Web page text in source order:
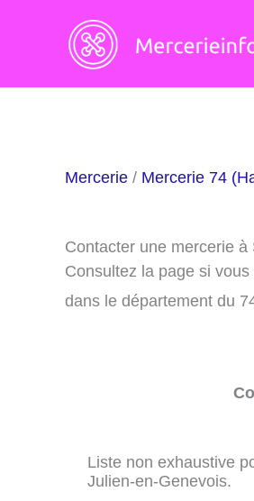
Mercerie / Mercerie 74
Contacter une mercerie
Consultez la page si
dans le département du
Liste non exhaustive
Julien-en-Genevois.